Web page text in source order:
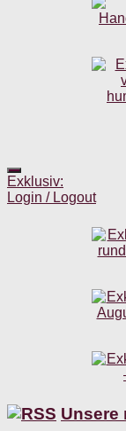
Exklusiv:
Login / Logout
Unsere